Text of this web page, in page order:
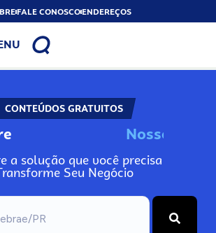
FALE CONOSCOENDEREÇOS
CONTEÚDOS GRATUITOS
No
a solução que você precisa
Seu Negócio